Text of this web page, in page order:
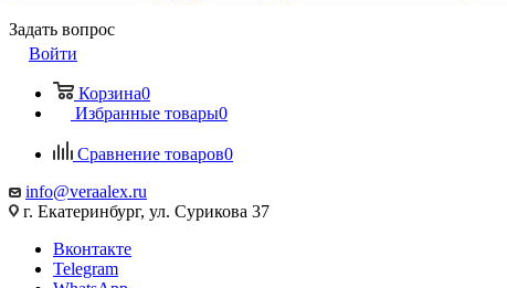
Задать вопрос
Войти
Корзина0
Избранные товары0
Сравнение товаров0
info@veraalex.ru
г. Екатеринбург, ул. Сурикова 37
Вконтакте
Telegram